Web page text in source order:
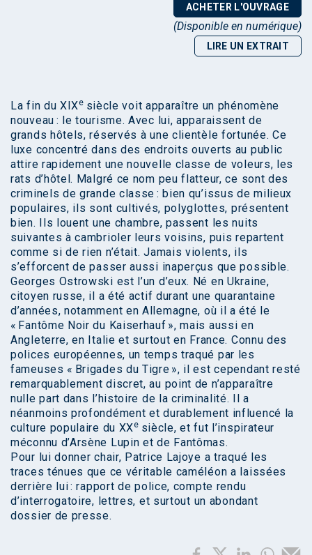
ACHETER L'OUVRAGE
(Disponible en numérique)
LIRE UN EXTRAIT
La fin du XIXe siècle voit apparaître un phénomène
nouveau : le tourisme. Avec lui, apparaissent de
grands hôtels, réservés à une clientèle fortunée. Ce
luxe concentré dans des endroits ouverts au public
attire rapidement une nouvelle classe de voleurs, les
rats d’hôtel. Malgré ce nom peu flatteur, ce sont des
criminels de grande classe : bien qu’issus de milieux
populaires, ils sont cultivés, polyglottes, présentent
bien. Ils louent une chambre, passent les nuits
suivantes à cambrioler leurs voisins, puis repartent
comme si de rien n’était. Jamais violents, ils
s’efforcent de passer aussi inaperçus que possible.
Georges Ostrowski est l’un d’eux. Né en Ukraine,
citoyen russe, il a été actif durant une quarantaine
d’années, notamment en Allemagne, où il a été le
« Fantôme Noir du Kaiserhauf », mais aussi en
Angleterre, en Italie et surtout en France. Connu des
polices européennes, un temps traqué par les
fameuses « Brigades du Tigre », il est cependant resté
remarquablement discret, au point de n’apparaître
nulle part dans l’histoire de la criminalité. Il a
néanmoins profondément et durablement influencé la
culture populaire du XXe siècle, et fut l’inspirateur
méconnu d’Arsène Lupin et de Fantômas.
Pour lui donner chair, Patrice Lajoye a traqué les
traces ténues que ce véritable caméléon a laissées
derrière lui : rapport de police, compte rendu
d’interrogatoire, lettres, et surtout un abondant
dossier de presse.